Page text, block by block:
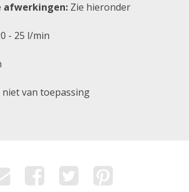
afwerkingen:Zie hieronder
- 25 l/min
niet van toepassing